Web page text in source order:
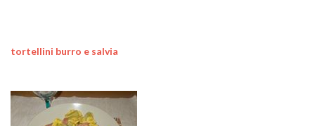
tortellini burro e salvia